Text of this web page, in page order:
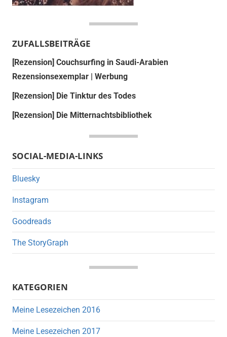
ZUFALLSBEITRÄGE
[Rezension] Couchsurfing in Saudi-Arabien
Rezensionsexemplar | Werbung
[Rezension] Die Tinktur des Todes
[Rezension] Die Mitternachtsbibliothek
SOCIAL-MEDIA-LINKS
Bluesky
Instagram
Goodreads
The StoryGraph
KATEGORIEN
Meine Lesezeichen 2016
Meine Lesezeichen 2017